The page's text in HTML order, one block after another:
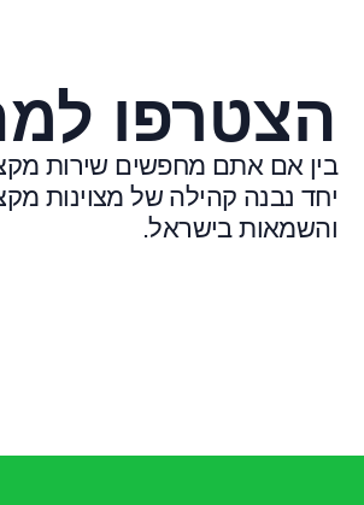
הצטרפו
בין אם אתם מחפשים שירות
יחד נבנה קהילה של מצוינות
והשמאות בישראל.